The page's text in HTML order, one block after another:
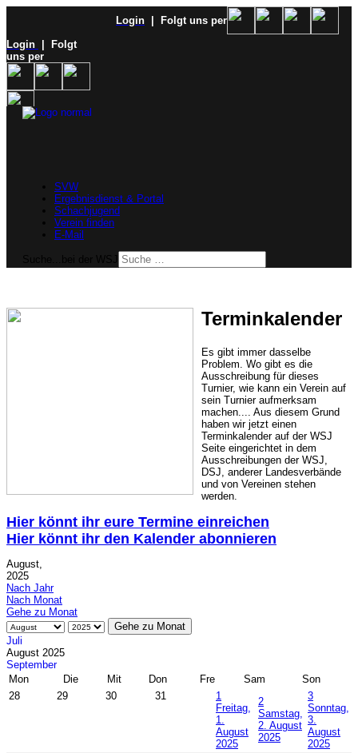
Login
| Folgt uns per
Login
| Folgt
uns per
SVW
Ergebnisdienst & Portal
Schachjugend
Verein finden
E-Mail
Terminkalender
Es gibt immer dasselbe
Problem. Wo gibt es die
Ausschreibung für dieses
Turnier, wie kann ein Verein auf
sein Turnier aufmerksam
machen.... Aus diesem Grund
haben wir jetzt einen
Terminkalender auf der WSJ
Seite eingerichtet in dem
Ausschreibungen der WSJ,
DSJ, anderer Landesverbände
und von Vereinen stehen
werden.
Hier könnt ihr eure Termine einreichen
Hier könnt ihr den Kalender abonnieren
August,
2025
Nach Jahr
Nach Monat
Gehe zu Monat
Gehe zu Monat
Juli
August 2025
September
Mon
Die Mit Don Fre Sam
Son
28
29 30 31
1
Freitag,
1.
August
2025
2
Samstag,
2. August
2025
3
Sonntag,
3.
August
2025